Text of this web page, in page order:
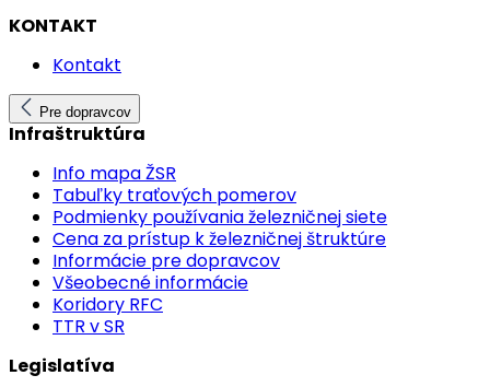
KONTAKT
Kontakt
Pre dopravcov
Infraštruktúra
Info mapa ŽSR
Tabuľky traťových pomerov
Podmienky používania železničnej siete
Cena za prístup k železničnej štruktúre
Informácie pre dopravcov
Všeobecné informácie
Koridory RFC
TTR v SR
Legislatíva